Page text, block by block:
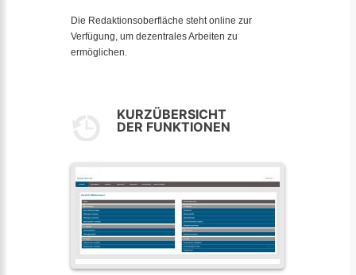
Die Redaktionsoberfläche steht online zur
Verfügung, um dezentrales Arbeiten zu
ermöglichen.
KURZÜBERSICHT
DER FUNKTIONEN